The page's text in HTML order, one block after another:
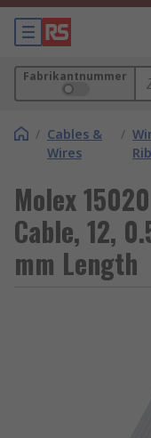
Fabrikantnummer
/ Cables &
Wires
/
Molex
Cable, 12,
mm Length